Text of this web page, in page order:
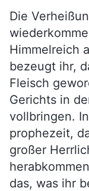
Die
Himmelreich
bezeugt ihr,
Fleisch
Gerichts in
vollbringen.
prophezeit,
großer
das, was ihr